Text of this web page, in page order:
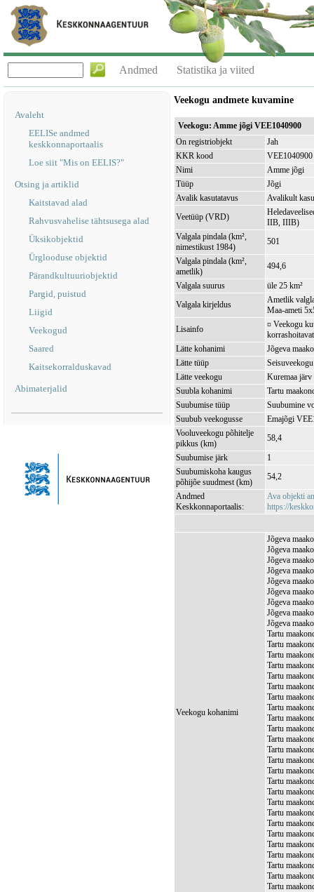
Andmed Statistika ja viited
Avaleht
EELISe andmed
keskkonnaportaalis
Loe siit "Mis on EELIS?"
Otsing ja artiklid
Kaitstavad alad
Rahvusvahelise tähtsusega alad
Üksikobjektid
Ürglooduse objektid
Pärandkultuuriobjektid
Pargid, puistud
Liigid
Veekogud
Saared
Kaitsekorralduskavad
Abimaterjalid
Veekogu andmete kuvamine
Veekogu: Amme jõgi VEE1040900
On registriobjekt
Jah
KKR kood
VEE1040900
Nimi
Amme jõgi
Tüüp
Jõgi
Avalik kasutatavus
Avalikult
Veetüüp (VRD)
IIB, IIIB)
Valgala pindala (km²,
nimestikust 1984)
501
Valgala pindala (km²,
ametlik)
494,6
Valgala suurus
üle 25 km²
Valgala kirjeldus
Ametlik
Maa-ameti
Lisainfo
¤ Veekogu
Lätte kohanimi
Jõgeva
Lätte tüüp
Seisuveekogu
Lätte veekogu
Kuremaa
Suubla kohanimi
Tartu
Suubumise tüüp
Suubumine
Suubub veekogusse
Emajõgi
Vooluveekogu põhitelje
pikkus (km)
58,4
Suubumise järk
1
Suubumiskoha kaugus
põhijõe suudmest (km)
54,2
Andmed
Keskkonnaportaalis:
Ava objekti
https://
Veekogu kohanimi
Jõgeva
Jõgeva
Jõgeva
Jõgeva
Jõgeva
Jõgeva
Jõgeva
Jõgeva
Jõgeva
Tartu
Tartu
Tartu
Tartu
Tartu
Tartu
Tartu
Tartu
Tartu
Tartu
Tartu
Tartu
Tartu
Tartu
Tartu
Tartu
Tartu
Tartu
Tartu
Tartu
Tartu
Tartu
Tartu
Tartu
Tartu